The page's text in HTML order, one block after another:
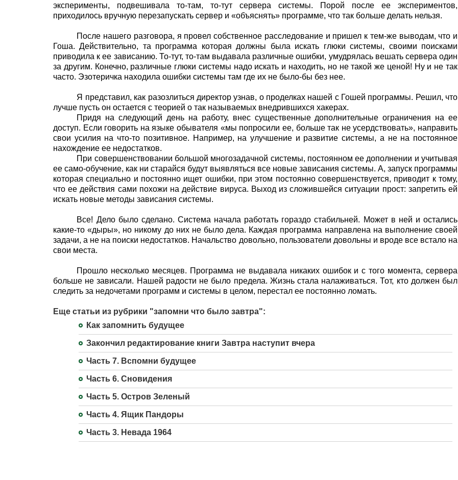
эксперименты, подвешивала то-там, то-тут сервера системы. Порой после ее экспериментов,
приходилось вручную перезапускать сервер и «объяснять» программе, что так больше делать нельзя.
После нашего разговора, я провел собственное расследование и пришел к тем-же выводам, что и
Гоша. Действительно, та программа которая должны была искать глюки системы, своими поисками
приводила к ее зависанию. То-тут, то-там выдавала различные ошибки, умудрялась вешать сервера один
за другим. Конечно, различные глюки системы надо искать и находить, но не такой же ценой! Ну и не так
часто. Эзотеричка находила ошибки системы там где их не было-бы без нее.
Я представил, как разозлиться директор узнав, о проделках нашей с Гошей программы. Решил, что
лучше пусть он остается с теорией о так называемых внедрившихся хакерах.
Придя на следующий день на работу, внес существенные дополнительные ограничения на ее
доступ. Если говорить на языке обывателя «мы попросили ее, больше так не усердствовать», направить
свои усилия на что-то позитивное. Например, на улучшение и развитие системы, а не на постоянное
нахождение ее недостатков.
При совершенствовании большой многозадачной системы, постоянном ее дополнении и учитывая
ее само-обучение, как ни старайся будут выявляться все новые зависания системы. А, запуск программы
которая специально и постоянно ищет ошибки, при этом постоянно совершенствуется, приводит к тому,
что ее действия сами похожи на действие вируса. Выход из сложившейся ситуации прост: запретить ей
искать новые методы зависания системы.
Все! Дело было сделано. Система начала работать гораздо стабильней. Может в ней и остались
какие-то «дыры», но никому до них не было дела. Каждая программа направлена на выполнение своей
задачи, а не на поиски недостатков. Начальство довольно, пользователи довольны и вроде все встало на
свои места.
Прошло несколько месяцев. Программа не выдавала никаких ошибок и с того момента, сервера
больше не зависали. Нашей радости не было предела. Жизнь стала налаживаться. Тот, кто должен был
следить за недочетами программ и системы в целом, перестал ее постоянно ломать.
Еще статьи из рубрики "запомни что было завтра":
Как запомнить будущее
Закончил редактирование книги Завтра наступит вчера
Часть 7. Вспомни будущее
Часть 6. Сновидения
Часть 5. Остров Зеленый
Часть 4. Ящик Пандоры
Часть 3. Невада 1964